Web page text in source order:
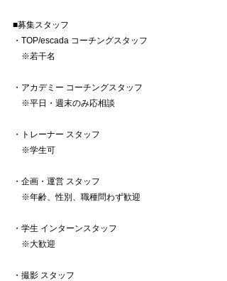
■募集スタッフ
・TOP/escada コーチングスタッフ
※若干名
・アカデミー コーチングスタッフ
※平日・週末のみ応相談
・トレーナー スタッフ
※学生可
・企画・運営 スタッフ
※年齢、性別、職種問わず歓迎
・学生 インターンスタッフ
※大歓迎
・撮影 スタッフ